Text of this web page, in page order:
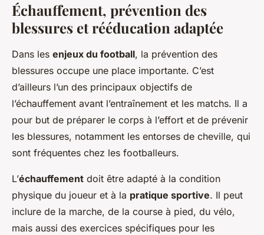
Échauffement, prévention des
blessures et rééducation adaptée
Dans les enjeux du football, la prévention des
blessures occupe une place importante. C’est
d’ailleurs l’un des principaux objectifs de
l’échauffement avant l’entraînement et les matchs. Il a
pour but de préparer le corps à l’effort et de prévenir
les blessures, notamment les entorses de cheville, qui
sont fréquentes chez les footballeurs.
L’échauffement doit être adapté à la condition
physique du joueur et à la pratique sportive. Il peut
inclure de la marche, de la course à pied, du vélo,
mais aussi des exercices spécifiques pour les